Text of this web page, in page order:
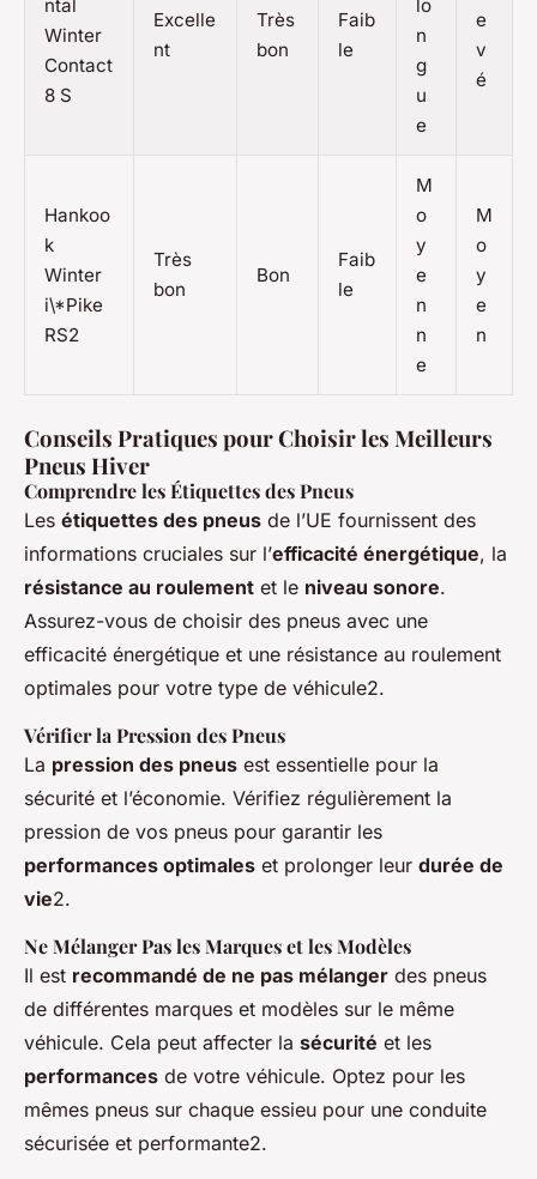
ntal
Winter
Contact
8 S
Excelle
nt
Très
bon
Faib
le
lo
n
g
u
e
e
v
é
Hankoo
k
Winter
i\*Pike
RS2
Très
bon
Bon
Faib
le
M
o
y
e
n
n
e
M
o
y
e
n
Conseils Pratiques pour Choisir les Meilleurs
Pneus Hiver
Comprendre les Étiquettes des Pneus
Les étiquettes des pneus de l’UE fournissent des
informations cruciales sur l’efficacité énergétique, la
résistance au roulement et le niveau sonore.
Assurez-vous de choisir des pneus avec une
efficacité énergétique et une résistance au roulement
optimales pour votre type de véhicule2.
Vérifier la Pression des Pneus
La pression des pneus est essentielle pour la
sécurité et l’économie. Vérifiez régulièrement la
pression de vos pneus pour garantir les
performances optimales et prolonger leur durée de
vie2.
Ne Mélanger Pas les Marques et les Modèles
Il est recommandé de ne pas mélanger des pneus
de différentes marques et modèles sur le même
véhicule. Cela peut affecter la sécurité et les
performances de votre véhicule. Optez pour les
mêmes pneus sur chaque essieu pour une conduite
sécurisée et performante2.